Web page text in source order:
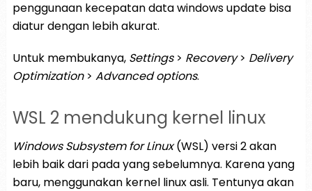
penggunaan kecepatan data windows update bisa
diatur dengan lebih akurat.
Untuk membukanya, Settings> Recovery> Delivery
Optimization> Advanced options.
WSL 2 mendukung kernel linux
Windows Subsystem for Linux(WSL) versi 2 akan
lebih baik dari pada yang sebelumnya. Karena yang
baru, menggunakan kernel linux asli. Tentunya akan